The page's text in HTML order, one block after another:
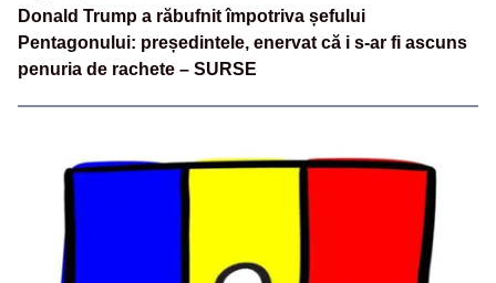
Donald Trump a răbufnit împotriva șefului
Pentagonului: președintele, enervat că i s-ar fi ascuns
penuria de rachete – SURSE